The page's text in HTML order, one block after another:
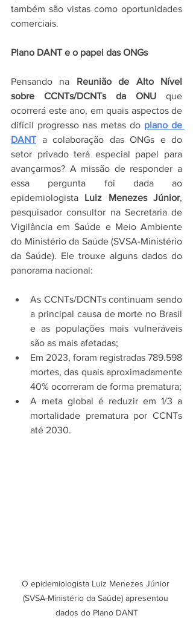
também são vistas como oportunidades
comerciais.
Plano DANT e o papel das ONGs
Pensando na Reunião de Alto Nível
sobre CCNTs/DCNTs da ONU que
ocorrerá este ano, em quais aspectos de
difícil progresso nas metas do plano de
DANT a colaboração das ONGs e do
setor privado terá especial papel para
avançarmos? A missão de responder a
essa pergunta foi dada ao
epidemiologista Luiz Menezes Júnior,
pesquisador consultor na Secretaria de
Vigilância em Saúde e Meio Ambiente
do Ministério da Saúde (SVSA-Ministério
da Saúde). Ele trouxe alguns dados do
panorama nacional:
As CCNTs/DCNTs continuam sendo
a principal causa de morte no Brasil
e as populações mais vulneráveis
são as mais afetadas;
Em 2023, foram registradas 789.598
mortes, das quais aproximadamente
40% ocorreram de forma prematura;
A meta global é reduzir em 1/3 a
mortalidade prematura por CCNTs
até 2030.
O epidemiologista Luiz Menezes Júnior
(SVSA-Ministério da Saúde) apresentou
dados do Plano DANT